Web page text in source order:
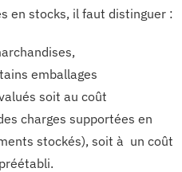
en stocks, il faut distinguer :
emballages
soit au coût
charges supportées en
stockés), soit à un coût